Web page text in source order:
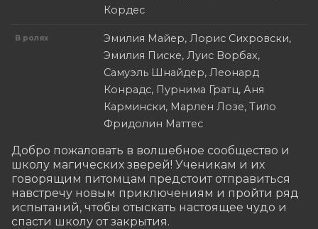
Кордес
В ролях
Эмилия Майер, Лорис Сихровски,
Эмилия Писке, Луис Ворбах,
Самуэль Шнайдер, Леонард
Конрадс, Пурнима Гратц, Аня
Кармински, Марлен Лозе, Тило
Фридолин Маттес
​​Добро пожаловать в волшебное сообщество и
школу магических зверей! Ученикам и их
говорящим питомцам предстоит отправиться
навстречу новым приключениям и пройти ряд
испытаний, чтобы отыскать настоящее чудо и
спасти школу от закрытия.